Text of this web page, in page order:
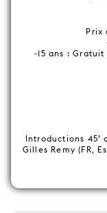
Prix
-15 ans :
Introductions 45’
Gilles Remy (FR,